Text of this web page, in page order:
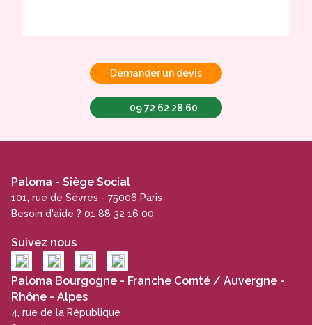
Demander un devis
09 72 62 28 60
Paloma - Siège Social
101, rue de Sèvres - 75006 Paris
Besoin d'aide ? 01 88 32 16 00
Suivez nous
Paloma Bourgogne - Franche Comté / Auvergne -
Rhône - Alpes
4, rue de la République